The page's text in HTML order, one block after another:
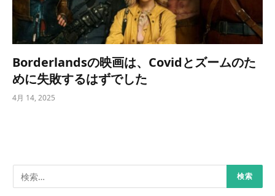
Borderlandsの映画は、Covidとズームのた
めに失敗するはずでした
4月 14, 2025